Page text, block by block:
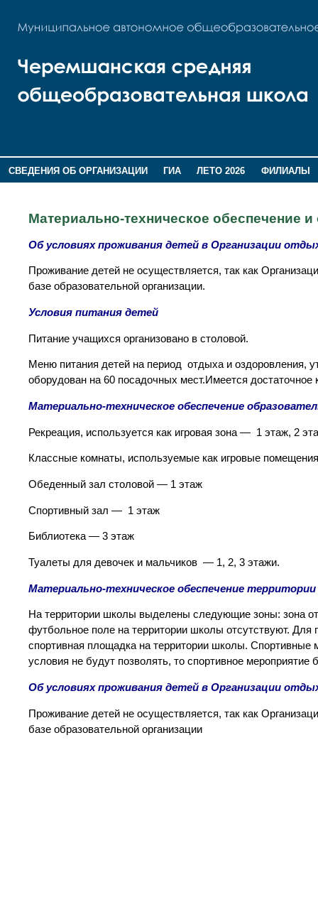
СВЕДЕНИЯ ОБ ОРГАНИЗАЦИИ ГИА ЛЕТО 2026
ФИЛИАЛЫ
Материально-техническое обеспечение
Об условиях проживания детей в Организации
Проживание детей не осуществляется, так как
базе образовательной организации.
Условия питания детей
Питание учащихся организовано в столовой.
Меню питания детей на период отдыха и оздоровления,
оборудован на 60 посадочных мест.Имеется
Материально-техническое обеспечение
Рекреация, используется как игровая зона — 1 этаж, 2
Классные комнаты, используемые как игровые
Обеденный зал столовой — 1 этаж
Спортивный зал — 1 этаж
Библиотека — 3 этаж
Туалеты для девочек и мальчиков — 1, 2, 3 этажи.
Материально-техническое обеспечение
На территории школы выделены следующие зоны: зона
футбольное поле на территории школы отсутствуют. Для
спортивная площадка на территории школы. Спортивные
условия не будут позволять, то спортивное
Об условиях проживания детей в Организации
Проживание детей не осуществляется, так как
базе образовательной организации